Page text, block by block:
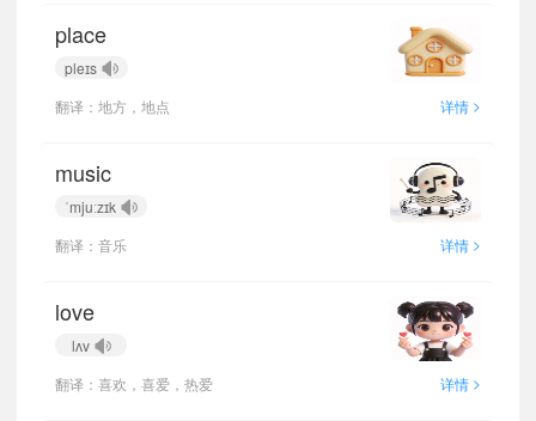
place
pleɪs
翻译：地方，地点
详情 >
music
ˈmjuːzɪk
翻译：音乐
详情 >
love
lʌv
翻译：喜欢，喜爱，热爱
详情 >